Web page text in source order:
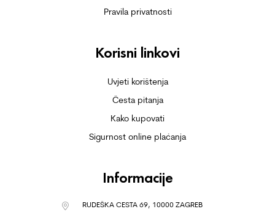
Pravila privatnosti
Korisni linkovi
Uvjeti korištenja
Česta pitanja
Kako kupovati
Sigurnost online plaćanja
Informacije
RUDEŠKA CESTA 69, 10000 ZAGREB